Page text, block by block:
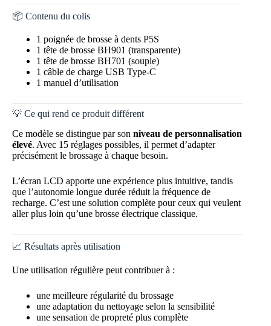
📦 Contenu du colis
1 poignée de brosse à dents P5S
1 tête de brosse BH901 (transparente)
1 tête de brosse BH701 (souple)
1 câble de charge USB Type-C
1 manuel d’utilisation
💡 Ce qui rend ce produit différent
Ce modèle se distingue par son niveau de personnalisation
élevé. Avec 15 réglages possibles, il permet d’adapter
précisément le brossage à chaque besoin.
L’écran LCD apporte une expérience plus intuitive, tandis
que l’autonomie longue durée réduit la fréquence de
recharge. C’est une solution complète pour ceux qui veulent
aller plus loin qu’une brosse électrique classique.
📈 Résultats après utilisation
Une utilisation régulière peut contribuer à :
une meilleure régularité du brossage
une adaptation du nettoyage selon la sensibilité
une sensation de propreté plus complète